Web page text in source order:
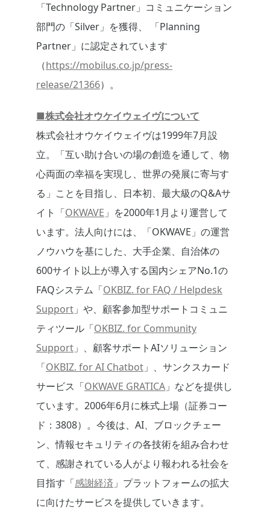
「Technology Partner」コミュニケーション
部門の「Silver」を獲得、 「Planning
Partner」に認定されています
（https://mobilus.co.jp/press-
release/21366）。
■株式会社オウケイウェイヴについて
株式会社オウケイウェイヴは1999年7月設
立。「互い助け合いの場の創造を通して、物
心両面の幸福を実現し、世界の発展に寄与す
る」ことを目指し、日本初、最大級のQ&Aサ
イト「OKWAVE 」を2000年1月より運営して
います。法人向けには、「OKWAVE」の運営
ノウハウを基にした、大手企業、自治体の
600サイト以上が導入する国内シェアNo.1の
FAQシステム「OKBIZ. for FAQ / Helpdesk
Support 」や、顧客参加型サポートコミュニ
ティツール「OKBIZ. for Community
Support 」、顧客サポートAIソリューション
「OKBIZ. for AI Chatbot 」、サンクスカード
サービス「OKWAVE GRATICA 」などを提供し
ています。2006年6月に株式上場（証券コー
ド：3808）。今後は、AI、ブロックチェー
ン、情報セキュリティの各技術を組み合わせ
て、感謝されている人がより報われる社会を
目指す「感謝経済 」プラットフォームの拡大
に向けたサービスを提供していきます。